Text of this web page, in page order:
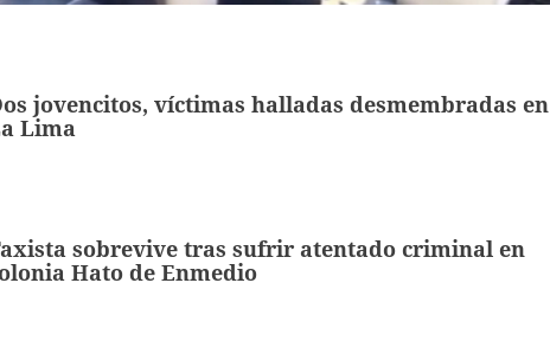
jovencitos, víctimas halladas desmembradas en
Lima
sobrevive tras sufrir atentado criminal en
Hato de Enmedio